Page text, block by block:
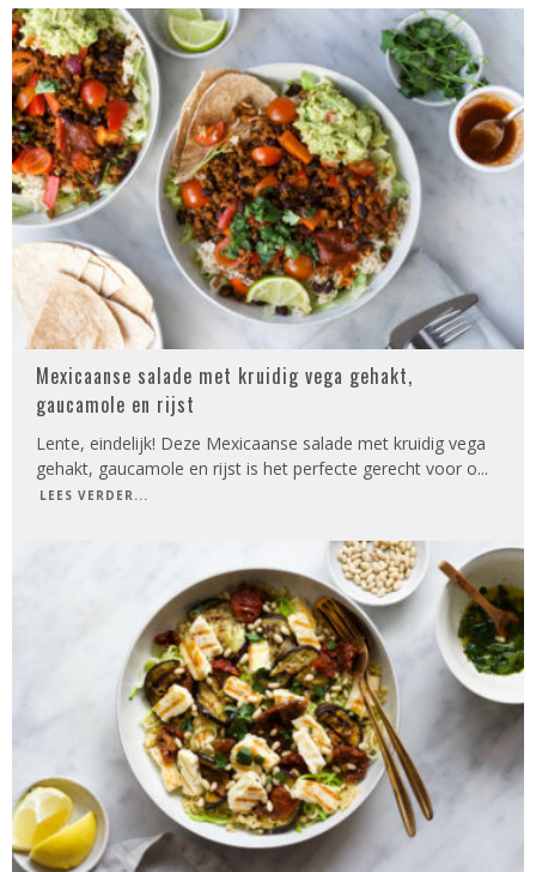
Mexicaanse salade met kruidig vega gehakt,
gaucamole en rijst
Lente, eindelijk! Deze Mexicaanse salade met kruidig vega
gehakt, gaucamole en rijst is het perfecte gerecht voor o...
LEES VERDER...